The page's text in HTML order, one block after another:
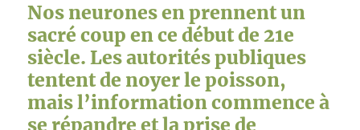
Nos neurones en prennent un
sacré coup en ce début de 21e
siècle. Les autorités publiques
tentent de noyer le poisson,
mais l’information commence à
se répandre et la prise de